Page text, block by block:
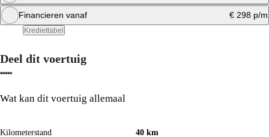
Bereken private lease bedrag
Financieren vanaf € 298 p/m
Krediettabel
Deel dit voertuig
Wat kan dit voertuig allemaal
Kilometerstand
40 km